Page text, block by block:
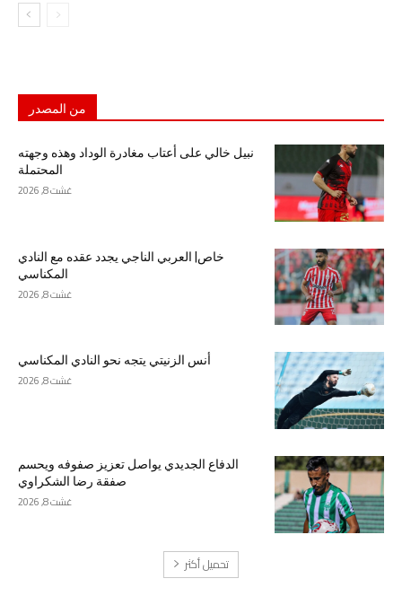
من المصدر
نبيل خالي على أعتاب مغادرة الوداد وهذه وجهته
المحتملة
غشت 8, 2026
خاص| العربي الناجي يجدد عقده مع النادي
المكناسي
غشت 8, 2026
أنس الزنيتي يتجه نحو النادي المكناسي
غشت 8, 2026
الدفاع الجديدي يواصل تعزيز صفوفه ويحسم
صفقة رضا الشكراوي
غشت 8, 2026
تحميل أكثر